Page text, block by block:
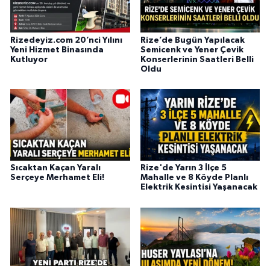
Rizedeyiz.com 20’nci Yılını
Yeni Hizmet Binasında
Kutluyor
Rize’de Bugün Yapılacak
Semicenk ve Yener Çevik
Konserlerinin Saatleri Belli
Oldu
Sıcaktan Kaçan Yaralı
Serçeye Merhamet Eli!
Rize'de Yarın 3 İlçe 5
Mahalle ve 8 Köyde Planlı
Elektrik Kesintisi Yaşanacak